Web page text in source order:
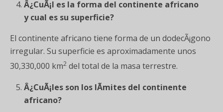
Â¿CuÃ¡l es la forma del continente africano
y cual es su superficie?
El continente africano tiene forma de un dodecÃ¡gono
irregular. Su superficie es aproximadamente unos
30,330,000 km2 del total de la masa terrestre.
Â¿CuÃ¡les son los lÃ­mites del continente
africano?